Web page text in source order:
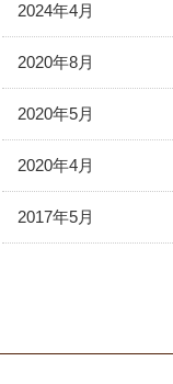
2024年4月
2020年8月
2020年5月
2020年4月
2017年5月